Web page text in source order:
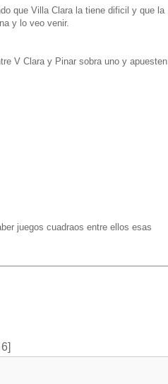
que Villa Clara la tiene dificil y que la
y lo veo venir.
V Clara y Pinar sobra uno y apuesten
juegos cuadraos entre ellos esas